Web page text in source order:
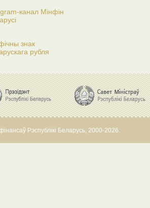
канал Мінфін
знак
рубля
Рэспублікі Беларусь, 2000-2026.